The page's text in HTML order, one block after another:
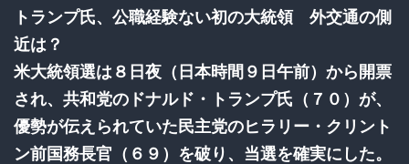
トランプ氏、公職経験ない初の大統領 外交通の側
近は？
米大統領選は８日夜（日本時間９日午前）から開票
され、共和党のドナルド・トランプ氏（７０）が、
優勢が伝えられていた民主党のヒラリー・クリント
ン前国務長官（６９）を破り、当選を確実にした。